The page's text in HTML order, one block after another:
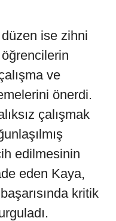
düzen ise zihni
ve
önerdi.
çalışmak
edilmesinin
eden Kaya,
kritik